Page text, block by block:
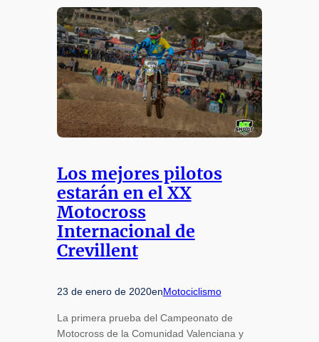
Los mejores pilotos
estarán en el XX
Motocross
Internacional de
Crevillent
23 de enero de 2020enMotociclismo
La primera prueba del Campeonato de
Motocross de la Comunidad Valenciana y